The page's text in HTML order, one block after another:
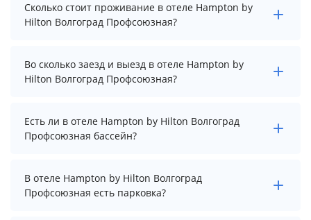
Сколько стоит проживание в отеле Hampton by
Hilton Волгоград Профсоюзная?
Стоимость проживания в отеле Hampton by Hilton
Волгоград Профсоюзная начинается от 7147 рублей.
Чтобы увидеть актуальные цены на проживание,
Во сколько заезд и выезд в отеле Hampton by
Hilton Волгоград Профсоюзная?
Заезд возможен после 15:00, а выезд необходимо
осуществить до 12:00.
Есть ли в отеле Hampton by Hilton Волгоград
Профсоюзная бассейн?
В отеле Hampton by Hilton Волгоград Профсоюзная
нет бассейна.
В отеле Hampton by Hilton Волгоград
Профсоюзная есть парковка?